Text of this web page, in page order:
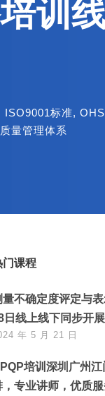
训
ISO9001标准,
质量管理体系
门课程
量不确定度评定与
日线上线下同步开展
年 5 月 21 日
培训深圳广州
，专业讲师，优质